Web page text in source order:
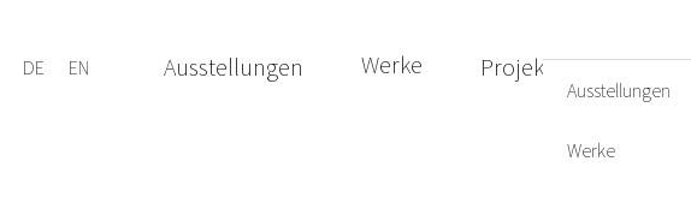
DE EN Ausstellungen Werke Projekte & Texte
Ausstellungen
Werke